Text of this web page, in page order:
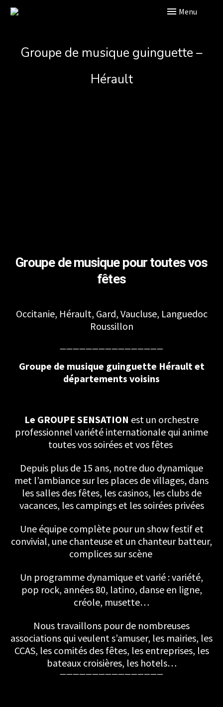
Primary Menu
Groupe de musique guinguette –
Hérault
Groupe de musique pour toutes vos
fêtes
Occitanie, Hérault, Gard, Vaucluse, Languedoc
Roussillon
————————————————
Groupe de musique guinguette Hérault et
départements voisins
Le GROUPE SENSATION est un orchestre
professionnel variété internationale qui anime
toutes vos soirées et vos fêtes
Depuis plus de 15 ans, notre duo dynamique
met l’ambiance sur les places de villages, dans
les salles des fêtes, les casinos, les clubs de
vacances, les campings et les soirées privées
Une équipe complète pour un show festif et
convivial, une chanteuse et un chanteur batteur,
complices sur scène
Un programme dynamique et varié : variété,
pop rock, années 80, latino, danse en ligne,
créole, musette…
Nous travaillons pour de nombreuses
associations qui veulent s’amuser, les mairies, les
CCAS, les comités des fêtes, les entreprises, les
bateaux croisières, les hotels…
————————————————